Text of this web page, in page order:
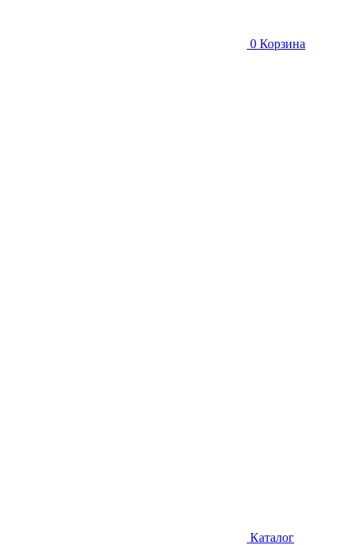
0 Корзина
Каталог